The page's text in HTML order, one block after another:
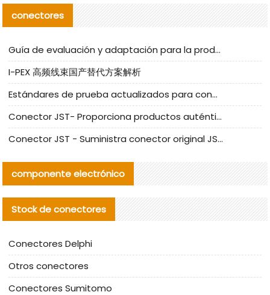
conectores
Guía de evaluación y adaptación para la producción en serie de componentes de cables nacionales para CNC Tech
I-PEX 高频线束国产替代方案解析
Estándares de prueba actualizados para conectores nacionales bajo la referencia de CLIFF
Conector JST- Proporciona productos auténticos y alternativos del conector JST NSHR-02V-S
Conector JST - Suministra conector original JST GHR-09V-S | productos alternativos
componente electrónico
Stock de conectores
Conectores Delphi
Otros conectores
Conectores Sumitomo